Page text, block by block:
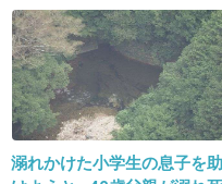
みのツーショットが
溺れかけた小学生の息子を助